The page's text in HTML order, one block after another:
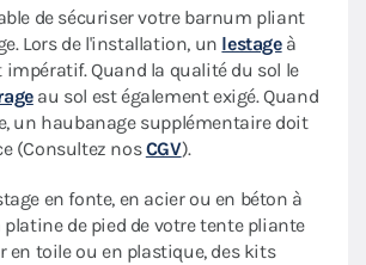
de sécuriser votre barnum pliant
Lors de l'installation, un lestageà
impératif. Quand la qualité du sol le
au sol est également exigé. Quand
un haubanage supplémentaire doit
(Consultez nosCGV).
en fonte, en acier ou en béton à
de pied de votre tente pliante
en toile ou en plastique, des kits